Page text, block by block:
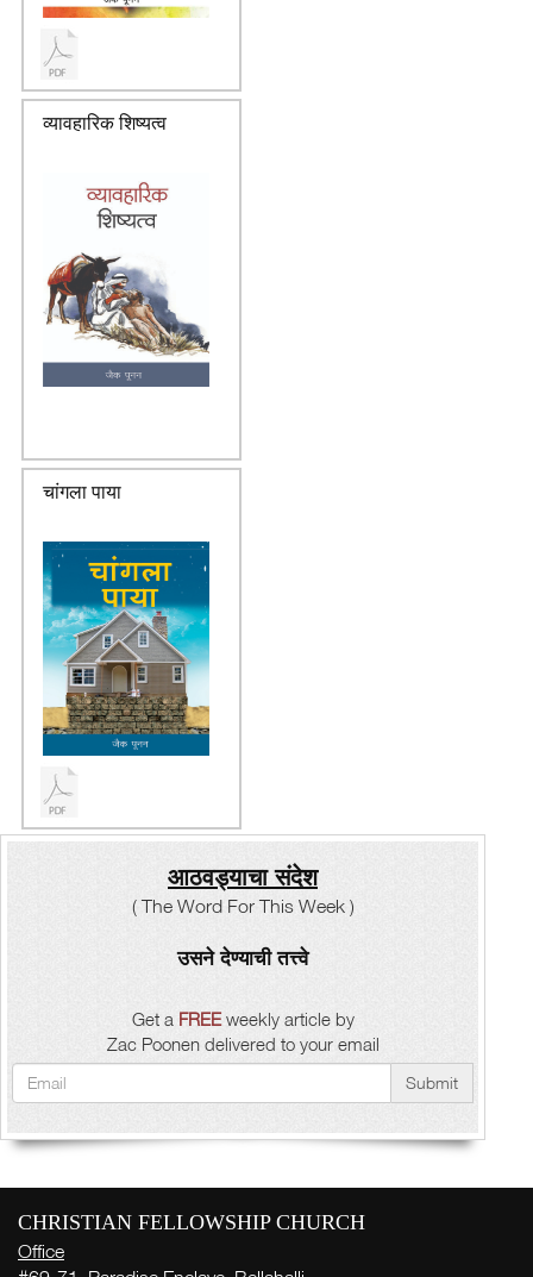
व्यावहारिक शिष्यत्व
चांगला पाया
आठवड्याचा संदेश
( The Word For This Week )
उसने देण्याची तत्त्वे
Get a FREEweekly article by
Zac Poonen delivered to your email
Submit
CHRISTIAN FELLOWSHIP CHURCH
Office